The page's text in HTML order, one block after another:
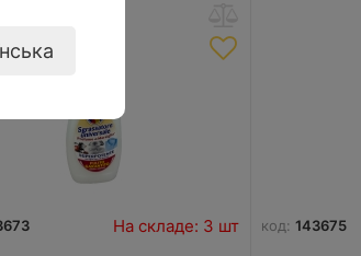
На складе: 3 шт код: 143675